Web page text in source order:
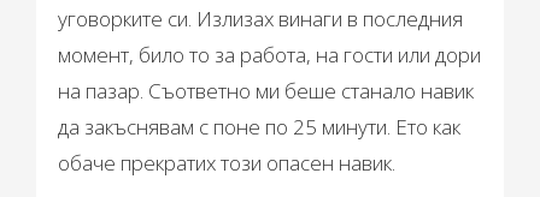
уговорките си. Излизах винаги в последния
момент, било то за работа, на гости или дори
на пазар. Съответно ми беше станало навик
да закъснявам с поне по 25 минути. Ето как
обаче прекратих този опасен навик.